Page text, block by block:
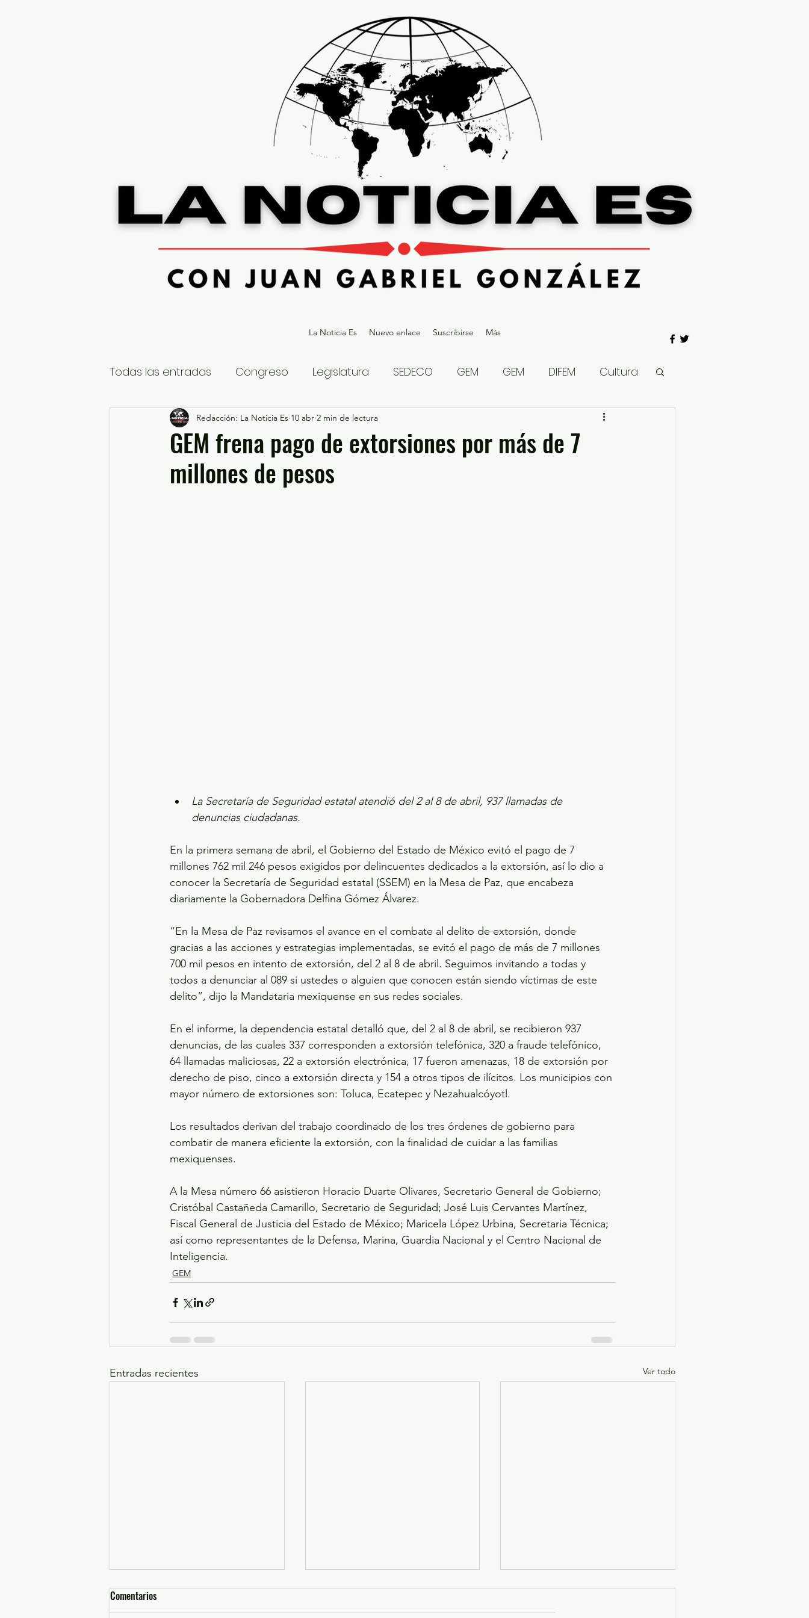
La Noticia Es Nuevo enlace Suscribirse Más
Todas las entradas Congreso Legislatura SEDECO GEM GEM DIFEM Cultura
Nacional Estatal Gubernatura Edoméx 2023
Educación y Cultura Seguridad y Justicia
GEM frena pago de extorsiones por más de 7
millones de pesos
Redacción: La Noticia Es 10 abr 2 min de lectura
La Secretaría de Seguridad estatal atendió del 2 al 8 de abril, 937 llamadas de
denuncias ciudadanas.
En la primera semana de abril, el Gobierno del Estado de México evitó el pago de 7
millones 762 mil 246 pesos exigidos por delincuentes dedicados a la extorsión, así lo dio a
conocer la Secretaría de Seguridad estatal (SSEM) en la Mesa de Paz, que encabeza
diariamente la Gobernadora Delfina Gómez Álvarez.
“En la Mesa de Paz revisamos el avance en el combate al delito de extorsión, donde
gracias a las acciones y estrategias implementadas, se evitó el pago de más de 7 millones
700 mil pesos en intento de extorsión, del 2 al 8 de abril. Seguimos invitando a todas y
todos a denunciar al 089 si ustedes o alguien que conocen están siendo víctimas de este
delito”, dijo la Mandataria mexiquense en sus redes sociales.
En el informe, la dependencia estatal detalló que, del 2 al 8 de abril, se recibieron 937
denuncias, de las cuales 337 corresponden a extorsión telefónica, 320 a fraude telefónico,
64 llamadas maliciosas, 22 a extorsión electrónica, 17 fueron amenazas, 18 de extorsión por
derecho de piso, cinco a extorsión directa y 154 a otros tipos de ilícitos. Los municipios con
mayor número de extorsiones son: Toluca, Ecatepec y Nezahualcóyotl.
Los resultados derivan del trabajo coordinado de los tres órdenes de gobierno para
combatir de manera eficiente la extorsión, con la finalidad de cuidar a las familias
mexiquenses.
A la Mesa número 66 asistieron Horacio Duarte Olivares, Secretario General de Gobierno;
Cristóbal Castañeda Camarillo, Secretario de Seguridad; José Luis Cervantes Martínez,
Fiscal General de Justicia del Estado de México; Maricela López Urbina, Secretaria Técnica;
así como representantes de la Defensa, Marina, Guardia Nacional y el Centro Nacional de
Inteligencia.
GEM
Entradas recientes Ver todo
Comentarios